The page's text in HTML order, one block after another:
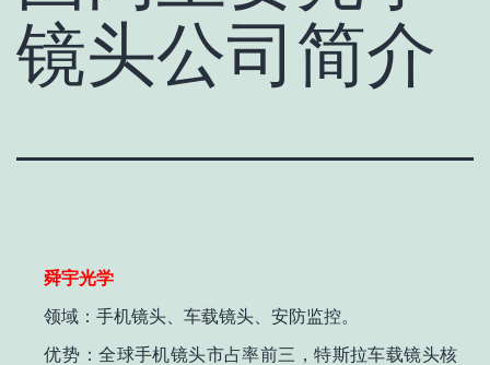
镜头公司简介
舜宇光学
领域 ：手机镜头、车载镜头、安防监控。
优势 ：全球手机镜头市占率前三，特斯拉车载镜头核